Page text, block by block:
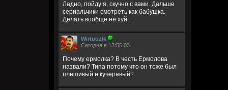
Ладно, пойду я, скучно с вами. Дальше
сериальчики смотреть как бабушка.
Делать вообще не хуй...
Wirtuozik
Сегодня в 13:55:03
Почему ермолка? В честь Ермолова
назвали? Типа потому что он тоже был
плешивый и кучерявый?